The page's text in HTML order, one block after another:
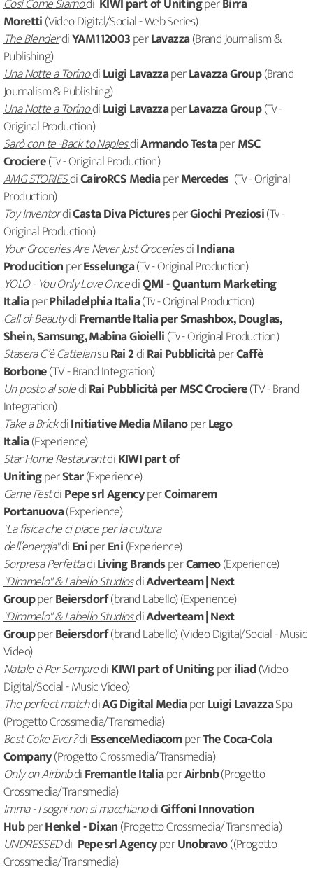
Così Come Siamodi KIWI part of UnitingperBirra
Moretti(Video Digital/Social - Web Series)
The BlenderdiYAM112003perLavazza(Brand Journalism &
Publishing)
Una Notte a TorinodiLuigi LavazzaperLavazza Group(Brand
Journalism & Publishing)
Una Notte a TorinodiLuigi LavazzaperLavazza Group(Tv -
Original Production)
Sarò con te -Back to NaplesdiArmando TestaperMSC
Crociere(Tv - Original Production)
AMG STORIESdiCairoRCS MediaperMercedes (Tv - Original
Production)
Toy InventordiCasta Diva PicturesperGiochi Preziosi(Tv -
Original Production)
Your Groceries Are Never Just GroceriesdiIndiana
ProducitionperEsselunga(Tv - Original Production)
YOLO - You Only Love OncediQMI - Quantum Marketing
ItaliaperPhiladelphia Italia(Tv - Original Production)
Call of BeautydiFremantle Italia per Smashbox, Douglas,
Shein, Samsung, Mabina Gioielli(Tv - Original Production)
Stasera C’è CattelansuRai 2diRai PubblicitàperCaffè
Borbone(TV - Brand Integration)
Un posto al solediRai Pubblicità per MSC Crociere(TV - Brand
Integration)
Take a BrickdiInitiative Media MilanoperLego
Italia(Experience)
Star Home RestaurantdiKIWI part of
UnitingperStar(Experience)
Game FestdiPepe srl AgencyperCoimarem
Portanuova(Experience)
"La fisica che ci piaceper la cultura
dell’energia"diEniperEni(Experience)
Sorpresa PerfettadiLiving BrandsperCameo(Experience)
"Dimmelo" & Labello StudiosdiAdverteam | Next
GroupperBeiersdorf(brand Labello) (Experience)
"Dimmelo" & Labello StudiosdiAdverteam | Next
GroupperBeiersdorf(brand Labello) (Video Digital/Social - Music
Video)
Natale è Per SemprediKIWI part of Unitingperiliad(Video
Digital/Social - Music Video)
The perfect matchdiAG Digital MediaperLuigi LavazzaSpa
(Progetto Crossmedia/Transmedia)
Best Coke Ever?diEssenceMediacomperThe Coca-Cola
Company(Progetto Crossmedia/Transmedia)
Only on AirbnbdiFremantle ItaliaperAirbnb(Progetto
Crossmedia/Transmedia)
Imma - I sogni non si macchianodiGiffoni Innovation
HubperHenkel - Dixan(Progetto Crossmedia/Transmedia)
UNDRESSEDdi Pepe srl AgencyperUnobravo((Progetto
Crossmedia/Transmedia)